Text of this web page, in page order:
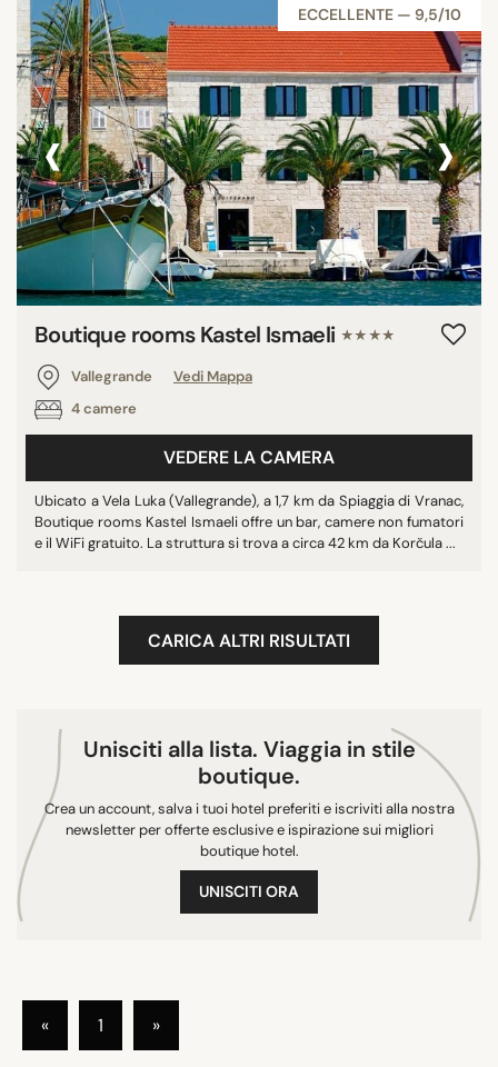
ECCELLENTE — 9,5/10
‹ ›
Boutique rooms Kastel Ismaeli ★★★★
Vallegrande
Vedi Mappa
4 camere
VEDERE LA CAMERA
Ubicato a Vela Luka (Vallegrande), a 1,7 km da Spiaggia di Vranac,
Boutique rooms Kastel Ismaeli offre un bar, camere non fumatori
e il WiFi gratuito. La struttura si trova a circa 42 km da Korčula ...
CARICA ALTRI RISULTATI
Unisciti alla lista. Viaggia in stile
boutique.
Crea un account, salva i tuoi hotel preferiti e iscriviti alla nostra
newsletter per offerte esclusive e ispirazione sui migliori
boutique hotel.
UNISCITI ORA
« 1 »